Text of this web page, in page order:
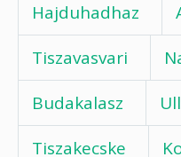
Hajduhadhaz
Tiszavasvari
Budakalasz
Tiszakecske